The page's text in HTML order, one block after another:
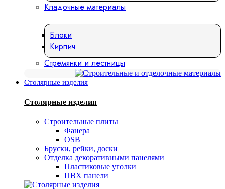
Кладочные материалы
Блоки
Кирпич
Стремянки и лестницы
Столярные изделия
Столярные изделия
Строительные плиты
Фанера
OSB
Бруски, рейки, доски
Отделка декоративными панелями
Пластиковые уголки
ПВХ панели